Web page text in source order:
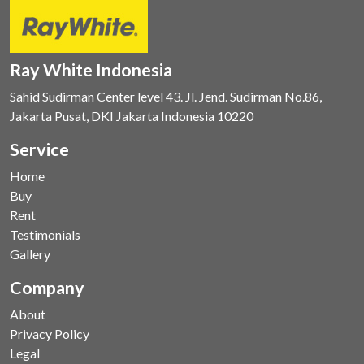
Ray White Indonesia
Sahid Sudirman Center level 43. Jl. Jend. Sudirman No.86,
Jakarta Pusat, DKI Jakarta Indonesia 10220
Service
Home
Buy
Rent
Testimonials
Gallery
Company
About
Privacy Policy
Legal